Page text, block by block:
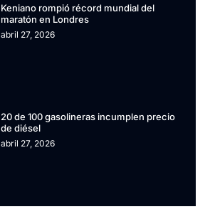
Keniano rompió récord mundial del
maratón en Londres
abril 27, 2026
20 de 100 gasolineras incumplen precio
de diésel
abril 27, 2026